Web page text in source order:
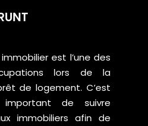
est l’une des
lors de la
de logement. C’est
de suivre
immobiliers afin de